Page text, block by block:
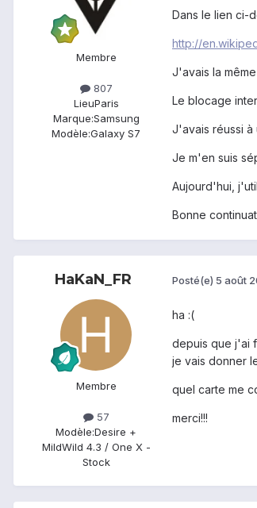
Membre
807
LieuParis
Marque:Samsung
Modèle:Galaxy S7
Dans le lien ci-
http://
J'avais la
Le blocage
J'avais réussi à
Je m'en suis
Aujourd'hui,
Bonne
HaKaN_FR
Membre
57
Modèle:Desire +
MildWild 4.3 / One X -
Stock
Posté(e) 5 août
ha :(
depuis que j'ai
je vais donner
quel carte me
merci!!!